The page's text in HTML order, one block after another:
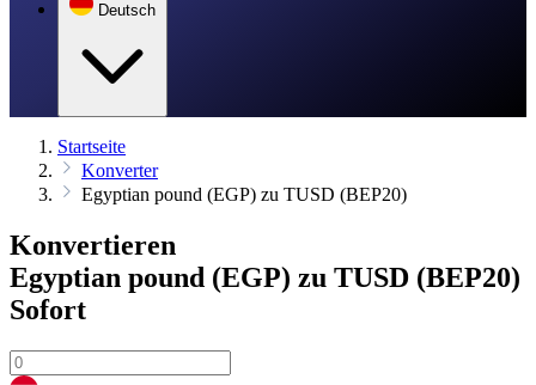
Deutsch
Startseite
Konverter
Egyptian pound (EGP) zu TUSD (BEP20)
Konvertieren
Egyptian pound (EGP) zu TUSD (BEP20)
Sofort